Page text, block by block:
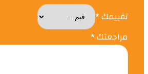
تقييمك*
مراجعتك*